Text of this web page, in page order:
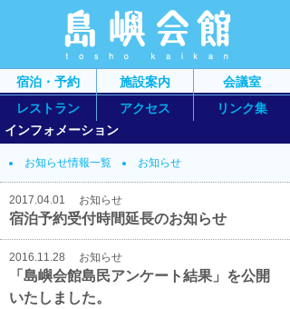
宿泊・予約 施設案内
会議室
レストラン
アクセス
リンク集
インフォメーション
お知らせ情報一覧 お知らせ
2017.04.01 お知らせ
宿泊予約受付時間延長のお知らせ
2016.11.28 お知らせ
「島嶼会館島民アンケート結果」を公開
いたしました。